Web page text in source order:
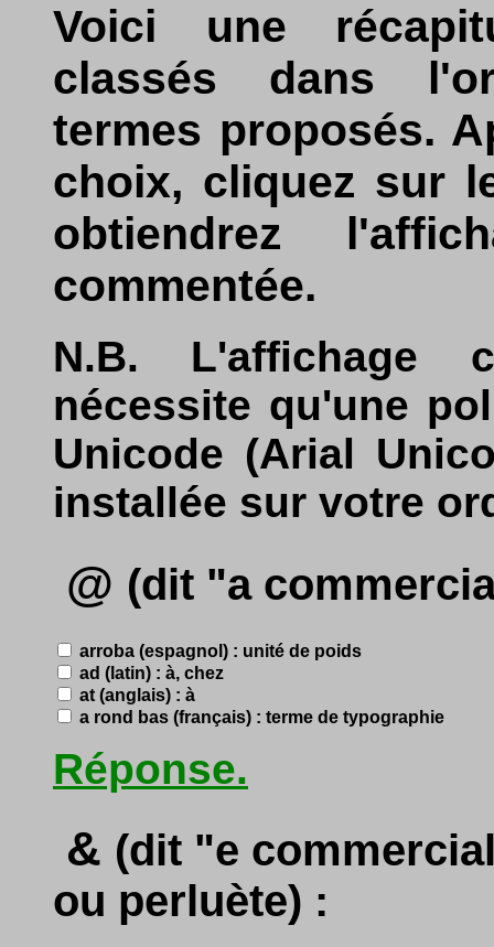
Voici une
classés dans
termes proposés.
choix, cliquez sur
obtiendrez
commentée.
N.B. L'affichage
nécessite qu'une
Unicode (Arial
installée sur votre
@ (dit "a
arroba (espagnol) : unité de poids
ad (latin) : à, chez
at (anglais) : à
a rond bas (français) : terme de typographie
Réponse.
& (dit "e
ou perluète) :